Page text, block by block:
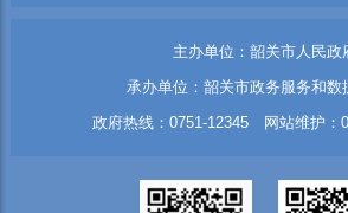
主办单位：韶关市人民政
承办单位：韶关市政务服务和数
政府热线：0751-12345 网站维护：